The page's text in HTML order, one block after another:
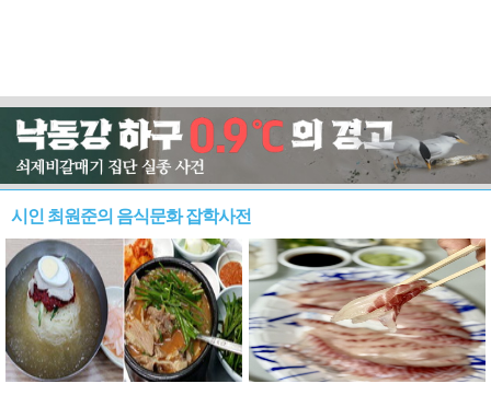
시인 최원준의 음식문화 잡학사전